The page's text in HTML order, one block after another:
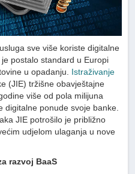
sve više koriste digitalne
postalo standard u Europi
u opadanju. Istraživanje
(JIE) tržišne obavještajne
više od pola milijuna
digitalne ponude svoje banke.
JIE potrošilo je približno
udjelom ulaganja u nove
razvoj BaaS